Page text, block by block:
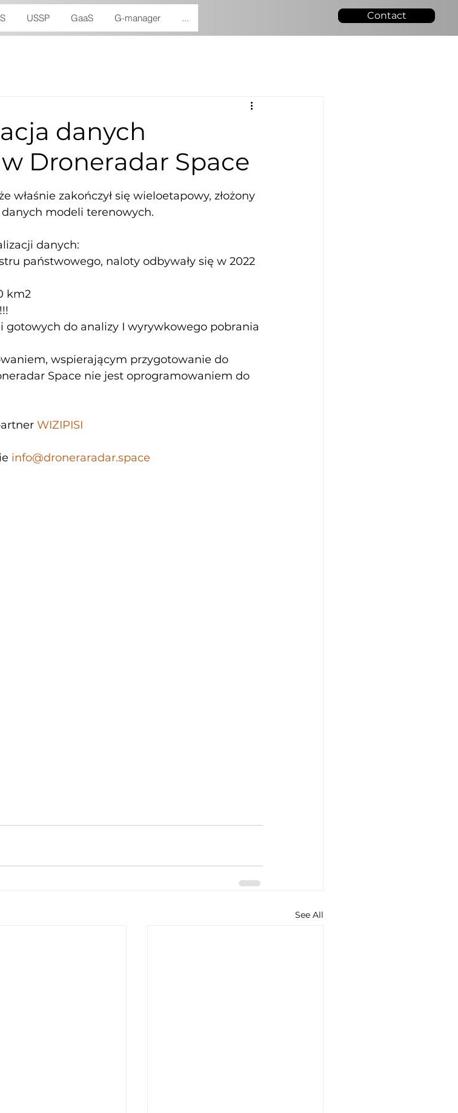
USSP GaaS G-manager ... Contact
danych
Droneradar Space
właśnie zakończył się wieloetapowy, złożony
danych modeli terenowych.
danych:
państwowego, naloty odbywały się w 2022
km2
do analizy I wyrywkowego pobrania
wspierającym przygotowanie do
Space nie jest oprogramowaniem do
WIZIPISI
info@droneraradar.space
See All